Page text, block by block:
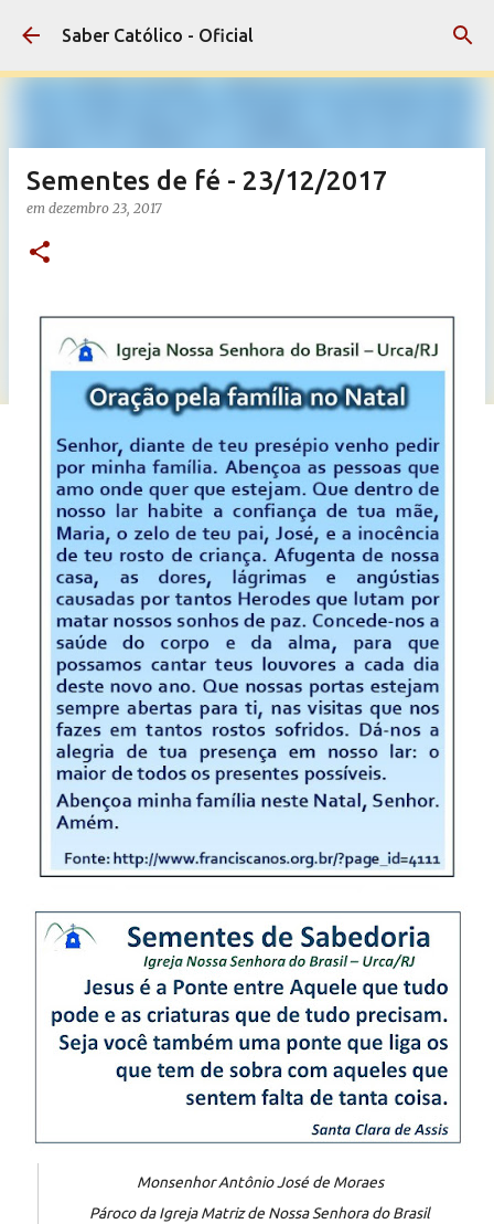
Pular para o conteúdo principal
Saber Católico - Oficial
Sementes de fé - 23/12/2017
em dezembro 23, 2017
Monsenhor Antônio José de Moraes
Pároco da Igreja Matriz de Nossa Senhora do Brasil